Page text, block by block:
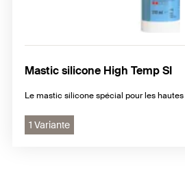
Mastic silicone High Temp SI
Le mastic silicone spécial pour les
1 Variante